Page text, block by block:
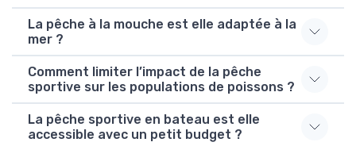
La pêche à la mouche est elle adaptée à la
mer ?
Comment limiter l’impact de la pêche
sportive sur les populations de poissons ?
La pêche sportive en bateau est elle
accessible avec un petit budget ?